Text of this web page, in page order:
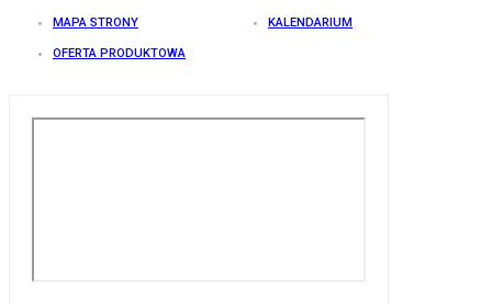
MAPA STRONY KALENDARIUM
OFERTA PRODUKTOWA